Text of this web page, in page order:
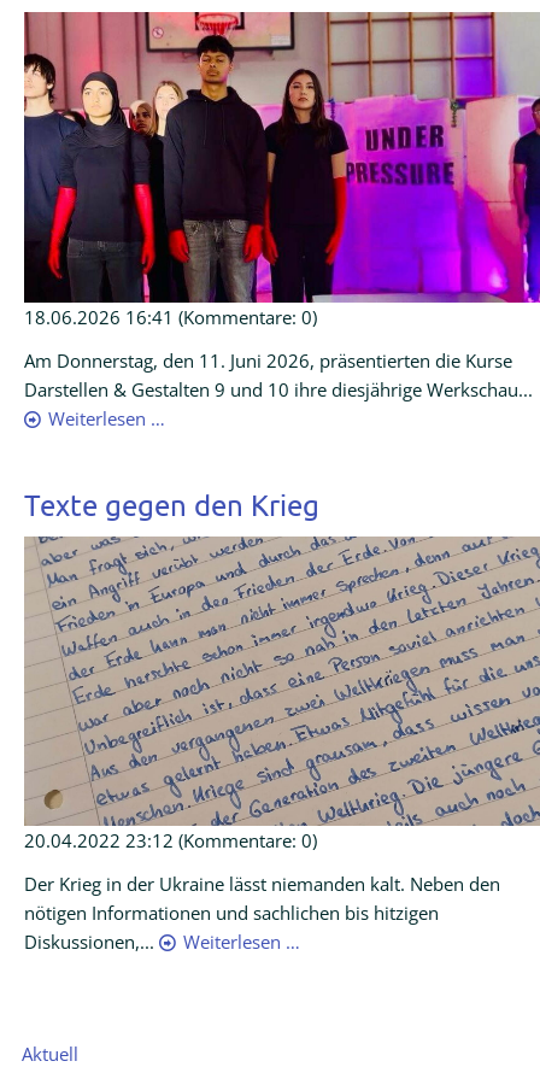
18.06.2026 16:41 (Kommentare: 0)
Am Donnerstag, den 11. Juni 2026, präsentierten die Kurse
Darstellen & Gestalten 9 und 10 ihre diesjährige Werkschau...
Weiterlesen …
Texte gegen den Krieg
20.04.2022 23:12 (Kommentare: 0)
Der Krieg in der Ukraine lässt niemanden kalt. Neben den
nötigen Informationen und sachlichen bis hitzigen
Diskussionen,...
Weiterlesen …
Navigation
Aktuell